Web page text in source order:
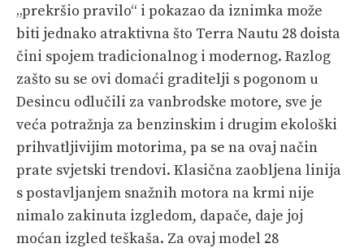
„prekršio pravilo“ i pokazao da iznimka može
biti jednako atraktivna što Terra Nautu 28 doista
čini spojem tradicionalnog i modernog. Razlog
zašto su se ovi domaći graditelji s pogonom u
Desincu odlučili za vanbrodske motore, sve je
veća potražnja za benzinskim i drugim ekološki
prihvatljivijim motorima, pa se na ovaj način
prate svjetski trendovi. Klasična zaobljena linija
s postavljanjem snažnih motora na krmi nije
nimalo zakinuta izgledom, dapače, daje joj
moćan izgled teškaša. Za ovaj model 28